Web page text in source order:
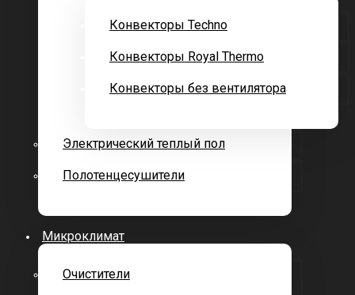
Конвекторы Techno
Конвекторы Royal Thermo
Конвекторы без вентилятора
Электрический теплый пол
Полотенцесушители
Микроклимат
Очистители